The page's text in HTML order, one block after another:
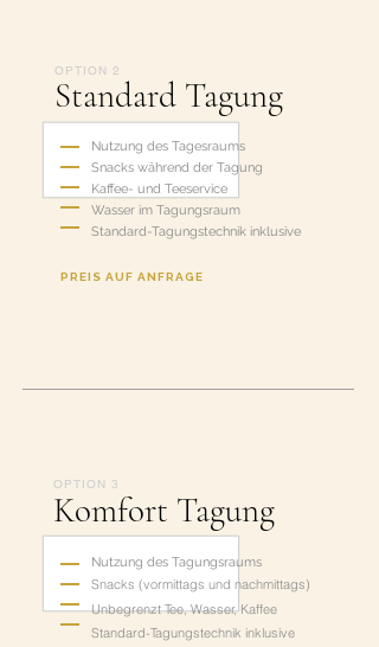
Standard Tagung
PREIS AUF ANFRAGE
OPTION 2
Nutzung des Tagesraums
Snacks während der Tagung
Kaffee- und Teeservice
Wasser im Tagungsraum
Standard-Tagungstechnik inklusive
Komfort Tagung
OPTION 3
Nutzung des Tagungsraums
Snacks (vormittags und nachmittags)
Unbegrenzt Tee, Wasser, Kaffee
Standard-Tagungstechnik inklusive